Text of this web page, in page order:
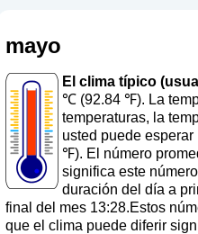
mayo
El clima típico
℃ (92.84 ℉). La
temperaturas, la
usted puede
℉). El número
significa este número
duración del día a
final del mes 13:28.Estos
que el clima puede diferir